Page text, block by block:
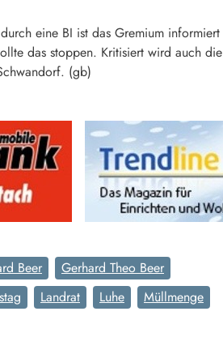
eine BI ist das Gremium informiert
das stoppen. Kritisiert wird auch die
(gb)
Beer
Gerhard Theo Beer
Landrat Luhe
Müllmenge